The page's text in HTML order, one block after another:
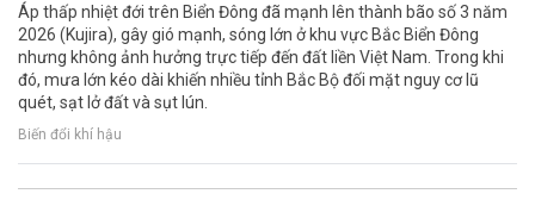
Áp thấp nhiệt đới trên Biển Đông đã mạnh lên thành bão số 3 năm
2026 (Kujira), gây gió mạnh, sóng lớn ở khu vực Bắc Biển Đông
nhưng không ảnh hưởng trực tiếp đến đất liền Việt Nam. Trong khi
đó, mưa lớn kéo dài khiến nhiều tỉnh Bắc Bộ đối mặt nguy cơ lũ
quét, sạt lở đất và sụt lún.
Biến đổi khí hậu